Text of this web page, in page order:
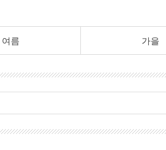
여름 가을